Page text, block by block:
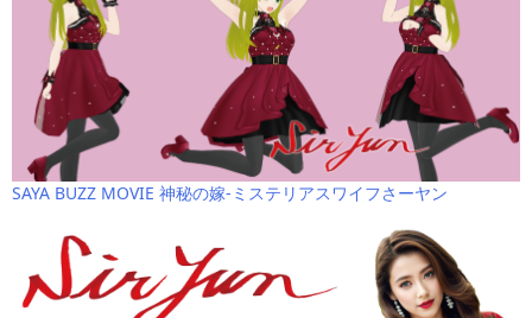
SAYA BUZZ MOVIE 神秘の嫁-ミステリアスワイフさーヤン